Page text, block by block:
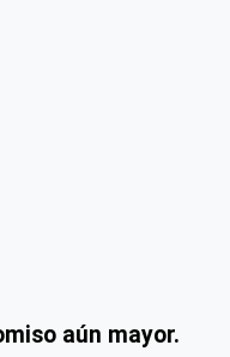
aún mayor.